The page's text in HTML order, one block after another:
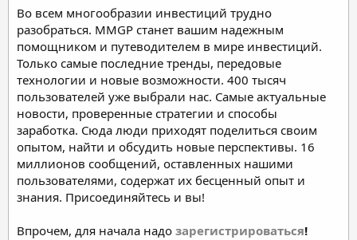
Во всем многообразии инвестиций трудно
разобраться. MMGP станет вашим надежным
помощником и путеводителем в мире инвестиций.
Только самые последние тренды, передовые
технологии и новые возможности. 400 тысяч
пользователей уже выбрали нас. Самые актуальные
новости, проверенные стратегии и способы
заработка. Сюда люди приходят поделиться своим
опытом, найти и обсудить новые перспективы. 16
миллионов сообщений, оставленных нашими
пользователями, содержат их бесценный опыт и
знания. Присоединяйтесь и вы!
Впрочем, для начала надо зарегистрироваться!